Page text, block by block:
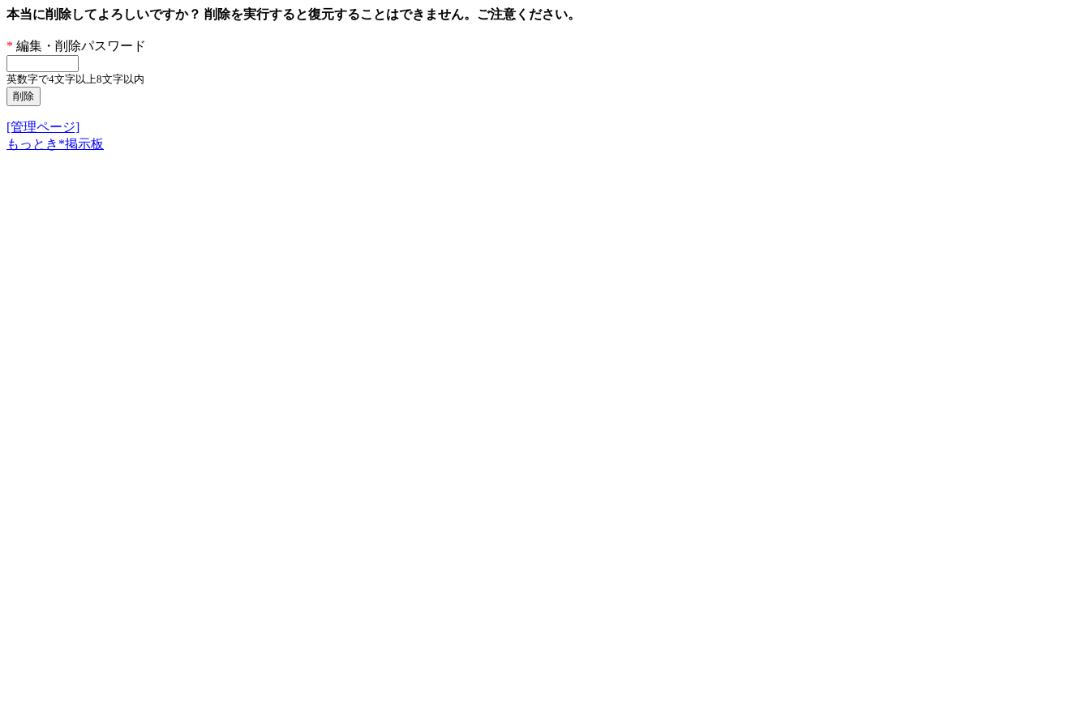
本当に削除してよろしいですか？ 削除を実行すると復元することはできません。ご注意ください。
* 編集・削除パスワード
英数字で4文字以上8文字以内
[管理ページ]
もっとき*掲示板